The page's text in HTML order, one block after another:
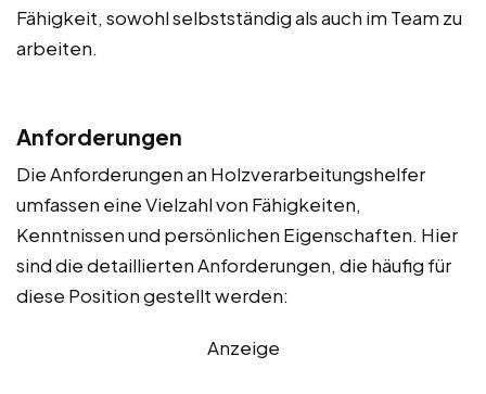
Fähigkeit, sowohl selbstständig als auch im Team zu
arbeiten.
Anforderungen
Die Anforderungen an Holzverarbeitungshelfer
umfassen eine Vielzahl von Fähigkeiten,
Kenntnissen und persönlichen Eigenschaften. Hier
sind die detaillierten Anforderungen, die häufig für
diese Position gestellt werden:
Anzeige